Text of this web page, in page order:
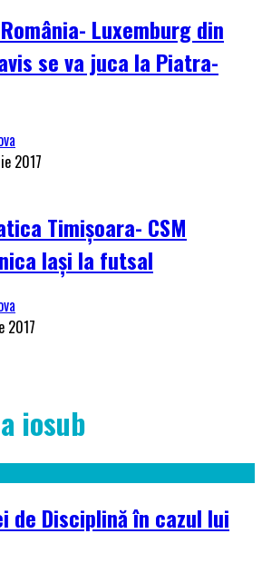
Luxemburg din
se va juca la Piatra-
2017
Timișoara- CSM
Iași la futsal
2017
iosub
de Disciplină în cazul lui